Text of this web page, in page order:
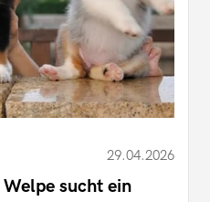
29.04.2026
sucht ein